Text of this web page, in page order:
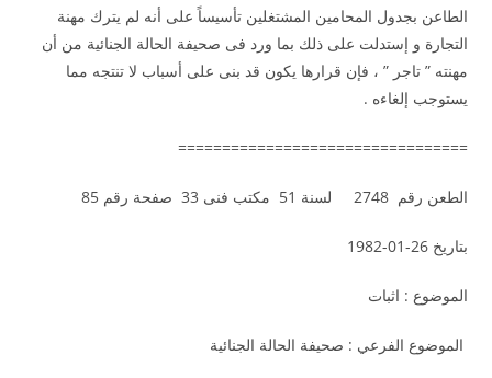
الطاعن بجدول المحامين المشتغلين تأسيساً على أنه لم يترك مهنة
التجارة و إستدلت على ذلك بما ورد فى صحيفة الحالة الجنائية من أن
مهنته ” تاجر ” ، فإن قرارها يكون قد بنى على أسباب لا تنتجه مما
يستوجب إلغاءه .
=================================
الطعن رقم 2748 لسنة 51 مكتب فنى 33 صفحة رقم 85
بتاريخ 26-01-1982
الموضوع : اثبات
الموضوع الفرعي : صحيفة الحالة الجنائية